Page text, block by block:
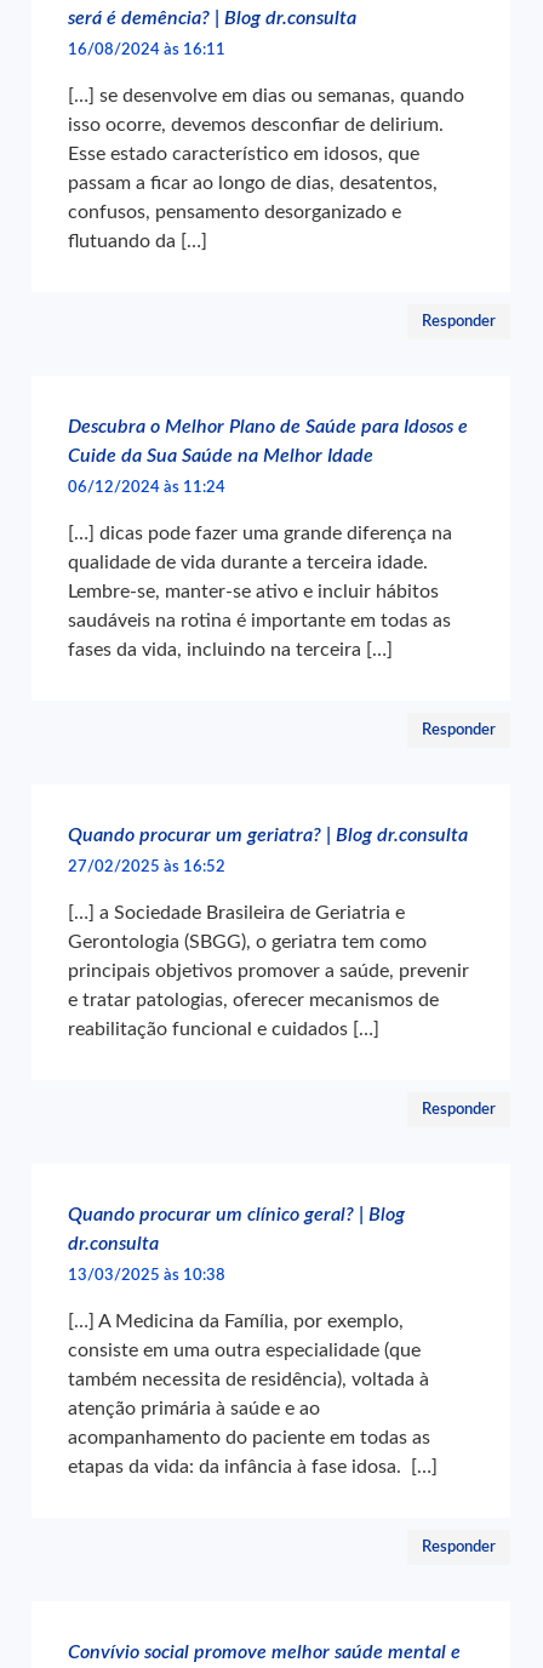
será é demência? | Blog dr.consulta
16/08/2024 às 16:11
[…] se desenvolve em dias ou semanas, quando
isso ocorre, devemos desconfiar de delirium.
Esse estado característico em idosos, que
passam a ficar ao longo de dias, desatentos,
confusos, pensamento desorganizado e
flutuando da […]
Responder
Descubra o Melhor Plano de Saúde para Idosos e
Cuide da Sua Saúde na Melhor Idade
06/12/2024 às 11:24
[…] dicas pode fazer uma grande diferença na
qualidade de vida durante a terceira idade.
Lembre-se, manter-se ativo e incluir hábitos
saudáveis na rotina é importante em todas as
fases da vida, incluindo na terceira […]
Responder
Quando procurar um geriatra? | Blog dr.consulta
27/02/2025 às 16:52
[…] a Sociedade Brasileira de Geriatria e
Gerontologia (SBGG), o geriatra tem como
principais objetivos promover a saúde, prevenir
e tratar patologias, oferecer mecanismos de
reabilitação funcional e cuidados […]
Responder
Quando procurar um clínico geral? | Blog
dr.consulta
13/03/2025 às 10:38
[…] A Medicina da Família, por exemplo,
consiste em uma outra especialidade (que
também necessita de residência), voltada à
atenção primária à saúde e ao
acompanhamento do paciente em todas as
etapas da vida: da infância à fase idosa. […]
Responder
Convívio social promove melhor saúde mental e